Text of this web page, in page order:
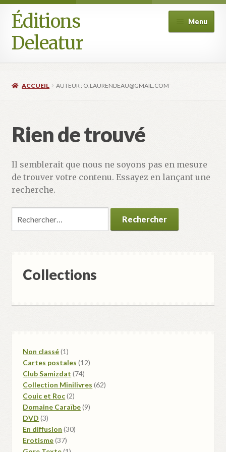
Aller
à
Aller
au
contenu
Éditions
Deleatur
Menu
Mon compte
ACCUEIL AUTEUR : O.LAURENDEAU@GMAIL.COM
Rien de trouvé
Il semblerait que nous ne soyons pas en mesure
de trouver votre contenu. Essayez en lançant une
recherche.
Collections
Non classé 11
produit
Cartes postales 1212
Club Samizdat 7474
produits
Collection Minilivres 6262
Couic et Roc 22
produits
Domaine Caraïbe 99
DVD 33
produits
En diffusion 3030
Erotisme 3737